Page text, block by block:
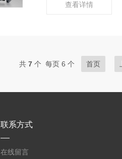
查看详情
共 7个 每页 6 个 首页
联系方式
在线留言